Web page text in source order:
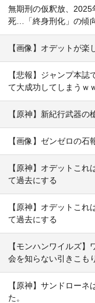
無期刑の仮釈放、
死…「終身刑化」の傾
【画像】オデットが楽
【悲報】ジャンプ本
て大成功してしまうｗ
【原神】新紀行武器
【画像】ゼンゼロの石
【原神】オデットこ
て過去にする
【原神】オデットこ
て過去にする
【モンハンワイルズ
会を知らない引きこも
【原神】サンドロー
た。